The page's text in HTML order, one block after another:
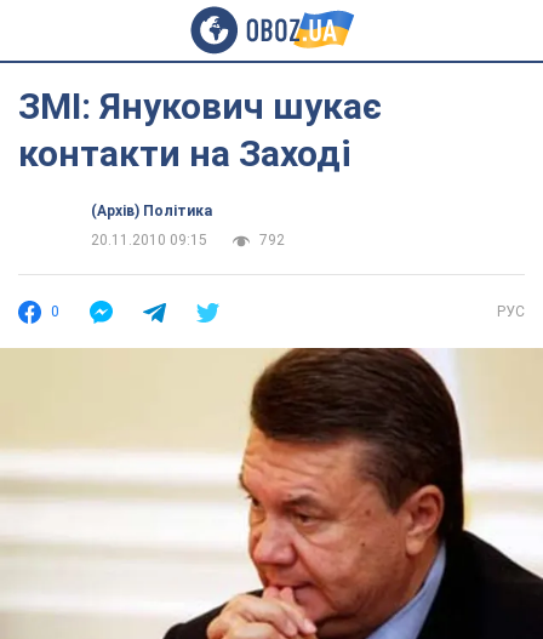
ЗМІ: Янукович шукає
контакти на Заході
(Архів) Політика
20.11.2010 09:15
792
0 РУС